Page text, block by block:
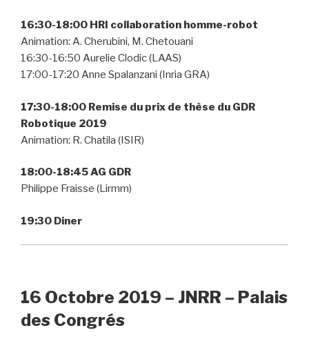
16:30-18:00 HRI collaboration homme-robot
Animation: A. Cherubini, M. Chetouani
16:30-16:50 Aurelie Clodic (LAAS)
17:00-17:20 Anne Spalanzani (Inria GRA)
17:30-18:00 Remise du prix de thèse du GDR
Robotique 2019
Animation: R. Chatila (ISIR)
18:00-18:45 AG GDR
Philippe Fraisse (Lirmm)
19:30 Diner
16 Octobre 2019 – JNRR – Palais
des Congrés